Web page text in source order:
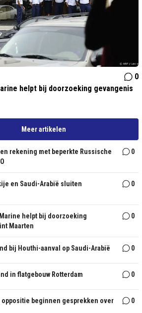
0
helpt bij doorzoeking gevangenis
Meer artikelen
rekening met beperkte Russische
0
en Saudi-Arabië sluiten
0
helpt bij doorzoeking
Maarten
0
bij Houthi-aanval op Saudi-Arabië 0
in flatgebouw Rotterdam 0
oppositie beginnen gesprekken over
0